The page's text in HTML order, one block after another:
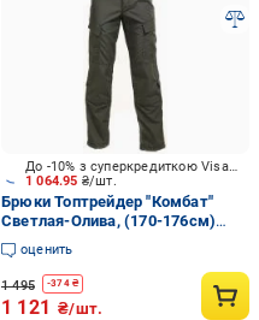
1 064.95 ₴/шт.
До -10% з суперкредиткою Visa Вигода
Брюки Топтрейдер "Комбат"
Светлая-Олива, (170-176см)
(60-62р) р.XXL
оценить
1 495 -374₴
1 121 ₴/шт.